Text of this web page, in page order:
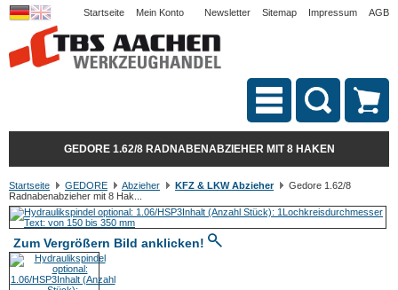
Startseite Mein Konto Newsletter Sitemap Impressum AGB
GEDORE 1.62/8 RADNABENABZIEHER MIT 8 HAKEN
Startseite GEDORE Abzieher KFZ & LKW Abzieher
Gedore 1.62/8
Radnabenabzieher mit 8 Hak...
Zum Vergrößern Bild anklicken!